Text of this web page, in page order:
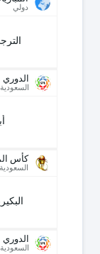
دولي
السعودية
كأس
السعودية
السعودية